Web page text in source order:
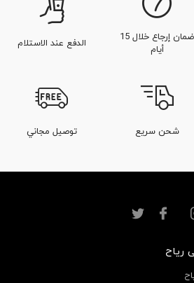
ضمان إرجاع خلال 15
أيام
الدفع عند الاستلام
شحن سريع توصيل مجاني
رياح